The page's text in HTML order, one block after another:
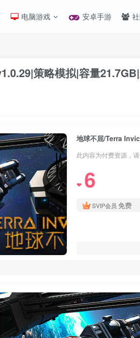
电脑游戏 安卓手游
策略模拟|容量
地球不屈/Terra
此内容为付费资源，
❤ 6
SVIP会员 免费